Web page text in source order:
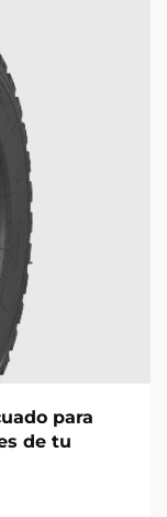
para
de tu